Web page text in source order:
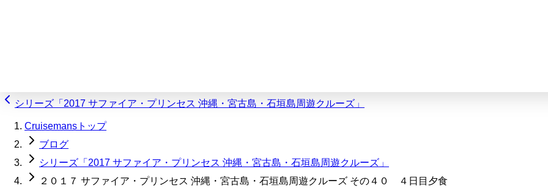
シリーズ「2017 サファイア・プリンセス 沖縄・宮古島・石垣島周遊クルーズ」
Cruisemansトップ
ブログ
シリーズ「2017 サファイア・プリンセス 沖縄・宮古島・石垣島周遊クルーズ」
２０１７ サファイア・プリンセス 沖縄・宮古島・石垣島周遊クルーズ その４０ ４日目夕食